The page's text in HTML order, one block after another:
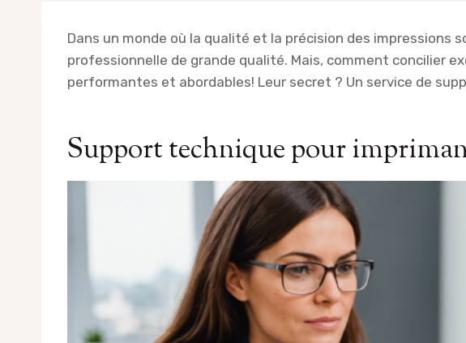
Dans un monde où la qualité et la précision des impressions
professionnelle de grande qualité. Mais, comment concilier
performantes et abordables! Leur secret ? Un service de
Support technique pour